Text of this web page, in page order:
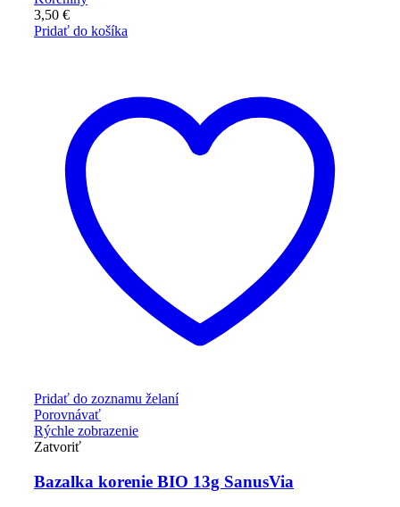
3,50 €
Pridať do košíka
Pridať do zoznamu želaní
Porovnávať
Rýchle zobrazenie
Zatvoriť
Bazalka korenie BIO 13g SanusVia